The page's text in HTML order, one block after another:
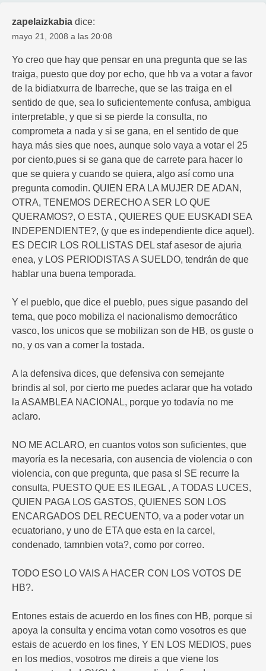
zapelaizkabia dice:
mayo 21, 2008 a las 20:08
Yo creo que hay que pensar en una pregunta que se las
traiga, puesto que doy por echo, que hb va a votar a favor
de la bidiatxurra de Ibarreche, que se las traiga en el
sentido de que, sea lo suficientemente confusa, ambigua
interpretable, y que si se pierde la consulta, no
comprometa a nada y si se gana, en el sentido de que
haya más sies que noes, aunque solo vaya a votar el 25
por ciento,pues si se gana que de carrete para hacer lo
que se quiera y cuando se quiera, algo así como una
pregunta comodin. QUIEN ERA LA MUJER DE ADAN,
OTRA, TENEMOS DERECHO A SER LO QUE
QUERAMOS?, O ESTA , QUIERES QUE EUSKADI SEA
INDEPENDIENTE?, (y que es independiente dice aquel).
ES DECIR LOS ROLLISTAS DEL staf asesor de ajuria
enea, y LOS PERIODISTAS A SUELDO, tendrán de que
hablar una buena temporada.
Y el pueblo, que dice el pueblo, pues sigue pasando del
tema, que poco mobiliza el nacionalismo democrático
vasco, los unicos que se mobilizan son de HB, os guste o
no, y os van a comer la tostada.
A la defensiva dices, que defensiva con semejante
brindis al sol, por cierto me puedes aclarar que ha votado
la ASAMBLEA NACIONAL, porque yo todavía no me
aclaro.
NO ME ACLARO, en cuantos votos son suficientes, que
mayoría es la necesaria, con ausencia de violencia o con
violencia, con que pregunta, que pasa sI SE recurre la
consulta, PUESTO QUE ES ILEGAL , A TODAS LUCES,
QUIEN PAGA LOS GASTOS, QUIENES SON LOS
ENCARGADOS DEL RECUENTO, va a poder votar un
ecuatoriano, y uno de ETA que esta en la carcel,
condenado, tamnbien vota?, como por correo.
TODO ESO LO VAIS A HACER CON LOS VOTOS DE
HB?.
Entones estais de acuerdo en los fines con HB, porque si
apoya la consulta y encima votan como vosotros es que
estais de acuerdo en los fines, Y EN LOS MEDIOS, pues
en los medios, vosotros me direis a que viene los